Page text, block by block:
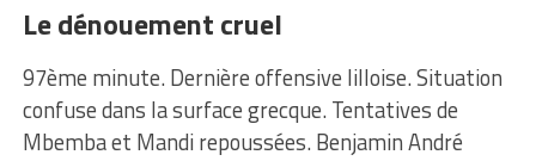
Le dénouement cruel
97ème minute. Dernière offensive lilloise. Situation
confuse dans la surface grecque. Tentatives de
Mbemba et Mandi repoussées. Benjamin André